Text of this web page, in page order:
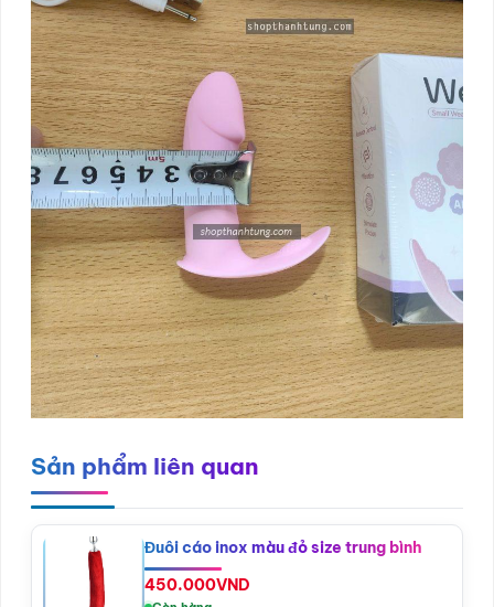
Sản phẩm liên quan
Đuôi cáo inox màu đỏ size trung bình
450.000VND